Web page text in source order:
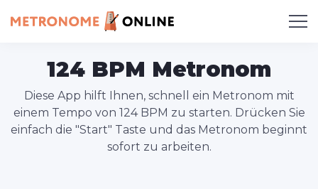
124 BPM Metronom
Diese App hilft Ihnen, schnell ein Metronom mit
einem Tempo von 124 BPM zu starten. Drücken Sie
einfach die "Start" Taste und das Metronom beginnt
sofort zu arbeiten.